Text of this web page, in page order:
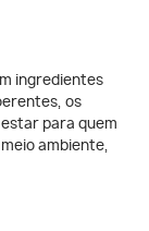
ingredientes
os
para quem
ambiente,